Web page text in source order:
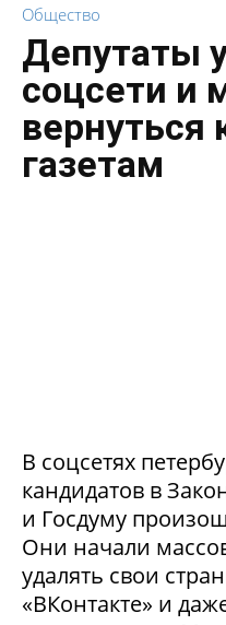
Общество
Депутаты
соцсети и
вернуться
газетам
В соцсетях
кандидатов в
и Госдуму
Они начали
удалять свои
«ВКонтакте» и